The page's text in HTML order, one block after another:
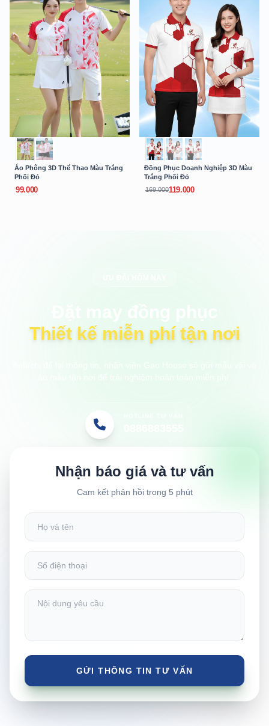
Áo Phông 3D Thể Thao Màu Trắng
Phối Đỏ
99.000
Đồng Phục Doanh Nghiệp 3D Màu
Trắng Phối Đỏ
169.000119.000
Thiết kế miễn phí tận nơi
Nhận báo giá và tư vấn
Cam kết phản hồi trong 5 phút